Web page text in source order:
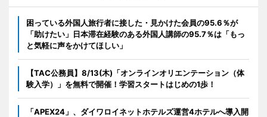
困っている外国人旅行者に接した・見かけた会員の95.6％が
「助けたい」日本滞在経験のある外国人講師の95.7％は「もっ
と気軽に声をかけてほしい」
【TAC公務員】8/13(木)「オンラインオリエンテーション（体
験入学）」を無料で開催！学習スタートはじめの1歩！
「APEX24」、ダイワロイネットホテルズ運営4ホテルへ導入開